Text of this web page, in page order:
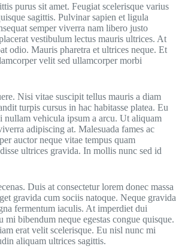
purus sit amet. Feugiat scelerisque varius
sagittis. Pulvinar sapien et ligula
semper viverra nam libero justo
vestibulum lectus mauris ultrices. At
odio. Mauris pharetra et ultrices neque. Et
velit sed ullamcorper morbi
Nisi vitae suscipit tellus mauris a diam
turpis cursus in hac habitasse platea. Eu
nullam vehicula ipsum a arcu. Ut aliquam
adipiscing at. Malesuada fames ac
auctor neque vitae tempus quam
ultrices gravida. In mollis nunc sed id
Duis at consectetur lorem donec massa
gravida cum sociis natoque. Neque gravida
fermentum iaculis. At imperdiet dui
bibendum neque egestas congue quisque.
erat velit scelerisque. Eu nisl nunc mi
aliquam ultrices sagittis.